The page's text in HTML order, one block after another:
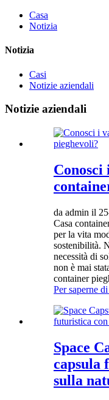
Casa
Notizia
Notizia
Casi
Notizie aziendali
Notizie aziendali
Conosci
da admin il
Casa
per la vita
sostenibilità.
necessità di
non è mai
container
Per saperne
Space
capsula
sulla